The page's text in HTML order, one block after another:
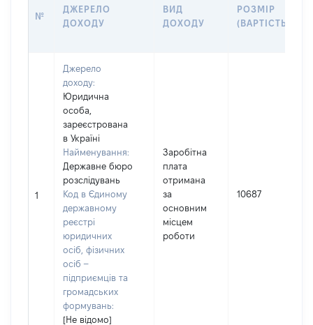
№
ДЖЕРЕЛО
ДОХОДУ
ВИД
ДОХОДУ
РОЗМІР
(ВАРТІСТЬ)
1
Джерело
доходу:
Юридична
особа,
зареєстрована
в Україні
Найменування:
Державне бюро
розслідувань
Код в Єдиному
державному
реєстрі
юридичних
осіб, фізичних
осіб –
підприємців та
громадських
формувань:
[Не відомо]
Заробітна
плата
отримана
за
основним
місцем
роботи
10687